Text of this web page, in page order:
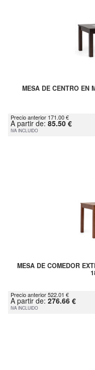
MESA DE CENTRO EN
Precio anterior 171.00 €
A partir de: 85.50 €
IVA INCLUIDO
MESA DE COMEDOR
Precio anterior 522.01 €
A partir de: 276.66 €
IVA INCLUIDO